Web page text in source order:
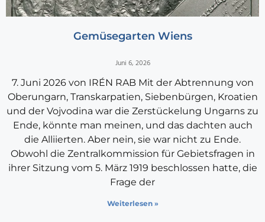
Gemüsegarten Wiens
Juni 6, 2026
7. Juni 2026 von IRÉN RAB Mit der Abtrennung von
Oberungarn, Transkarpatien, Siebenbürgen, Kroatien
und der Vojvodina war die Zerstückelung Ungarns zu
Ende, könnte man meinen, und das dachten auch
die Alliierten. Aber nein, sie war nicht zu Ende.
Obwohl die Zentralkommission für Gebietsfragen in
ihrer Sitzung vom 5. März 1919 beschlossen hatte, die
Frage der
Weiterlesen »